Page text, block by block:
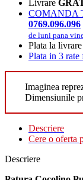
Livrare
COMANDA
0769.096.096
de luni pana
Plata la
Plata in 3 rate
Imaginea
Dimensiunile
Descriere
Cere o oferta
Descriere